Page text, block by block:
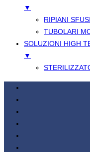
▼
RIPIANI SFUSI
TUBOLARI
SOLUZIONI HIGH
▼